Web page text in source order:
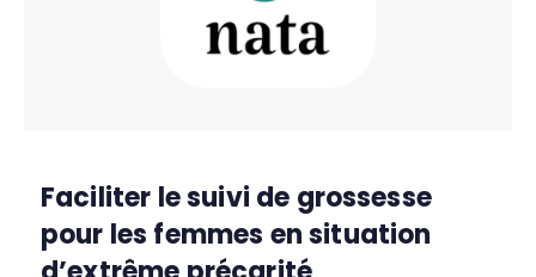
Faciliter le suivi de grossesse
pour les femmes en situation